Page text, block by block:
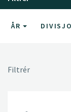
ÅR
Filtrér